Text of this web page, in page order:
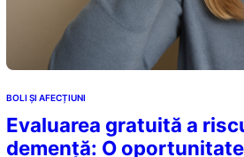
BOLI ȘI AFECȚIUNI
Evaluarea gratuită a
demență: O